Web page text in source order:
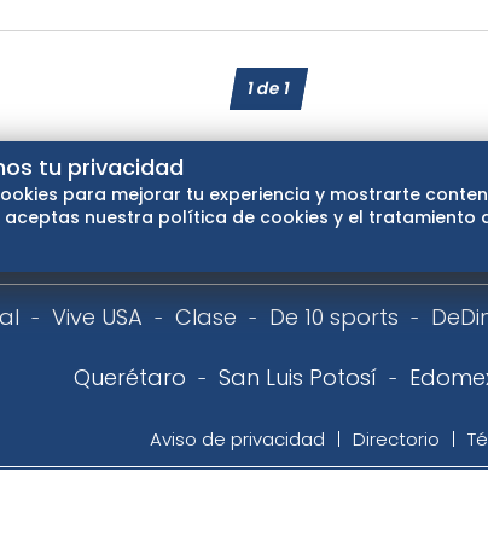
1de1
Vive USA Clase De 10 sports
Querétaro
San Luis Potosí
Aviso de privacidad Directorio
tu privacidad
para mejorar tu experiencia y mostrarte
aceptas nuestra política de cookies y el tratamiento